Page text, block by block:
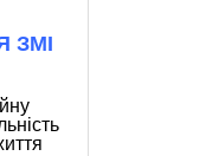
ЗМІ